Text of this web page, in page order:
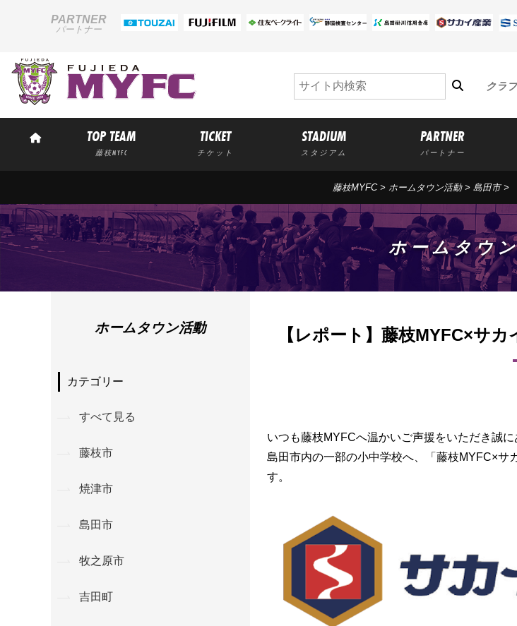
PARTNER
パートナー
クラ
TOP TEAM
藤枝MYFC
TICKET
チケット
STADIUM
スタジアム
PARTNER
パートナー
藤枝MYFC> ホームタウン活動> 島田市>
ホームタウ
【レポート】藤枝MYFC×サ
いつも藤枝MYFCへ温かいご声援をいただき誠に
島田市内の一部の小中学校へ、「藤枝MYFC×サ
す。
ホームタウン活動
カテゴリー
すべて見る
藤枝市
焼津市
島田市
牧之原市
吉田町